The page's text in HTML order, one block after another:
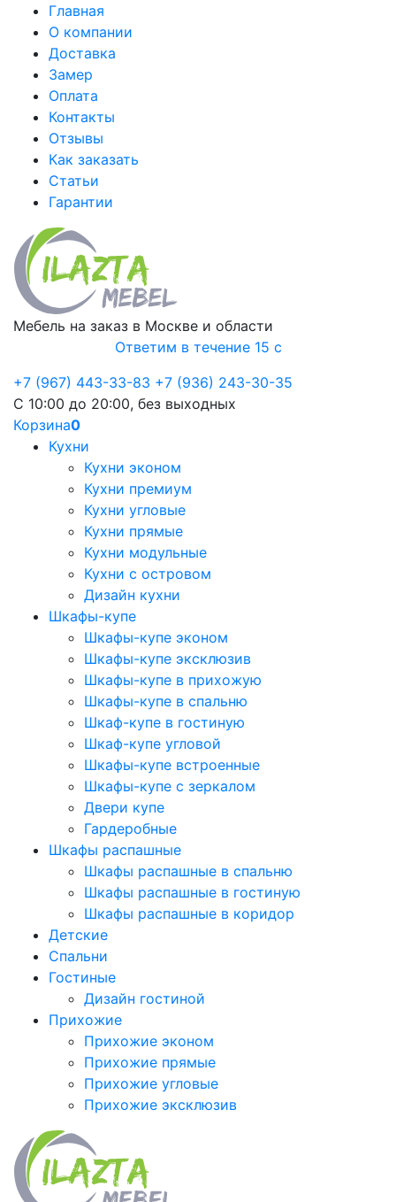
Главная
О компании
Доставка
Замер
Оплата
Контакты
Отзывы
Как заказать
Статьи
Гарантии
Мебель на заказ в Москве и области
Ответим в течение 15 с
+7 (967) 443-33-83 +7 (936) 243-30-35
С 10:00 до 20:00, без выходных
Корзина0
Кухни
Кухни эконом
Кухни премиум
Кухни угловые
Кухни прямые
Кухни модульные
Кухни с островом
Дизайн кухни
Шкафы-купе
Шкафы-купе эконом
Шкафы-купе эксклюзив
Шкафы-купе в прихожую
Шкафы-купе в спальню
Шкаф-купе в гостиную
Шкаф-купе угловой
Шкафы-купе встроенные
Шкафы-купе с зеркалом
Двери купе
Гардеробные
Шкафы распашные
Шкафы распашные в спальню
Шкафы распашные в гостиную
Шкафы распашные в коридор
Детские
Спальни
Гостиные
Дизайн гостиной
Прихожие
Прихожие эконом
Прихожие прямые
Прихожие угловые
Прихожие эксклюзив